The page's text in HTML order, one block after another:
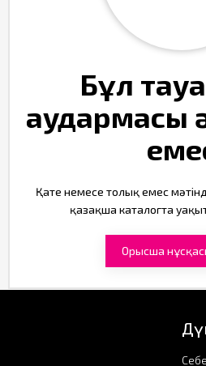
Бұл
аудармасы
Қате немесе толық емес
қазақша каталогта
Орысша